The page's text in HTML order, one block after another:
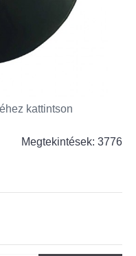
kattintson
Megtekintések: 3776